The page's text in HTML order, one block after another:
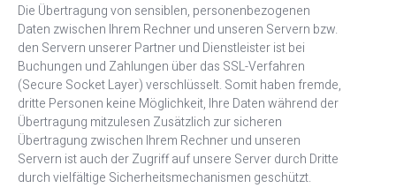
Die Übertragung von sensiblen, personenbezogenen
Daten zwischen Ihrem Rechner und unseren Servern bzw.
den Servern unserer Partner und Dienstleister ist bei
Buchungen und Zahlungen über das SSL-Verfahren
(Secure Socket Layer) verschlüsselt. Somit haben fremde,
dritte Personen keine Möglichkeit, Ihre Daten während der
Übertragung mitzulesen Zusätzlich zur sicheren
Übertragung zwischen Ihrem Rechner und unseren
Servern ist auch der Zugriff auf unsere Server durch Dritte
durch vielfältige Sicherheitsmechanismen geschützt.